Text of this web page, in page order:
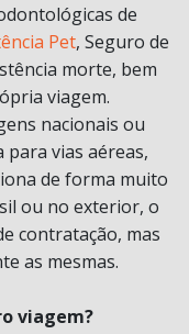
de
Pet, Seguro de
morte, bem
viagem.
nacionais ou
vias aéreas,
de forma muito
ou no exterior, o
contratação, mas
as mesmas.
viagem?